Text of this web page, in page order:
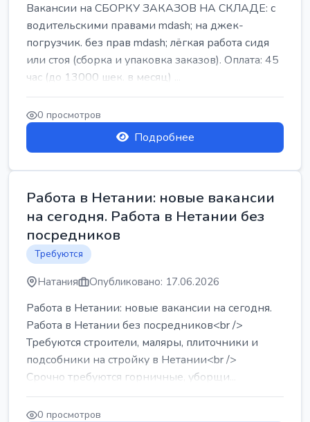
Вакансии на СБОРКУ ЗАКАЗОВ НА СКЛАДЕ: с
водительскими правами mdash; на джек-
погрузчик. без прав mdash; лёгкая работа сидя
или стоя (сборка и упаковка заказов). Оплата: 45
час (до 13000 шек. в месяц) ...
0 просмотров
Подробнее
Работа в Нетании: новые вакансии
на сегодня. Работа в Нетании без
посредников
Требуются
Натания Опубликовано: 17.06.2026
Работа в Нетании: новые вакансии на сегодня.
Работа в Нетании без посредников<br />
Требуются строители, маляры, плиточники и
подсобники на стройку в Нетании<br />
Срочно требуются горничные, уборщи...
0 просмотров